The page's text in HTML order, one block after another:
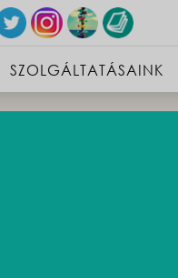
SZOLGÁLTATÁSAINK